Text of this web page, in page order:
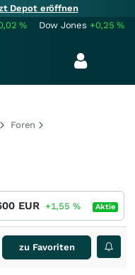
Depot eröffnen
% Dow Jones +0,25%
Foren
EUR +1,55 % Aktie
zu Favoriten